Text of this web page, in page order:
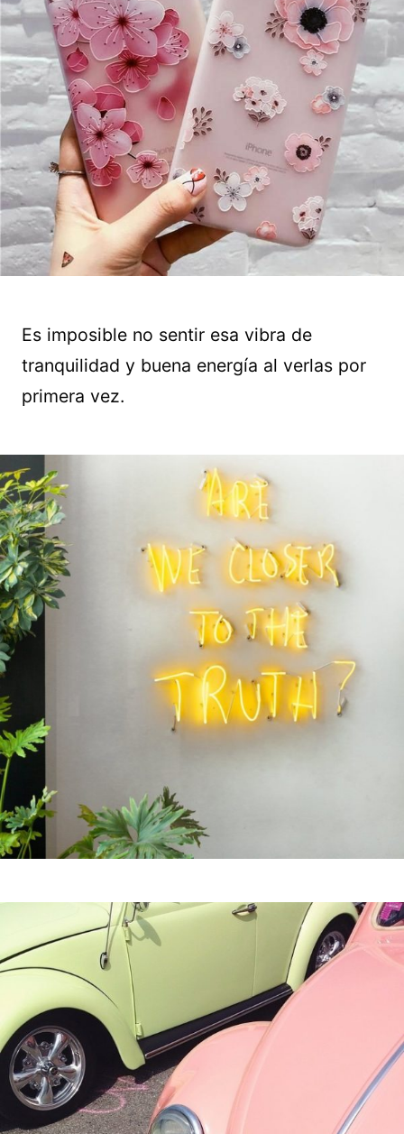
Es imposible no sentir esa vibra de
tranquilidad y buena energía al verlas por
primera vez.